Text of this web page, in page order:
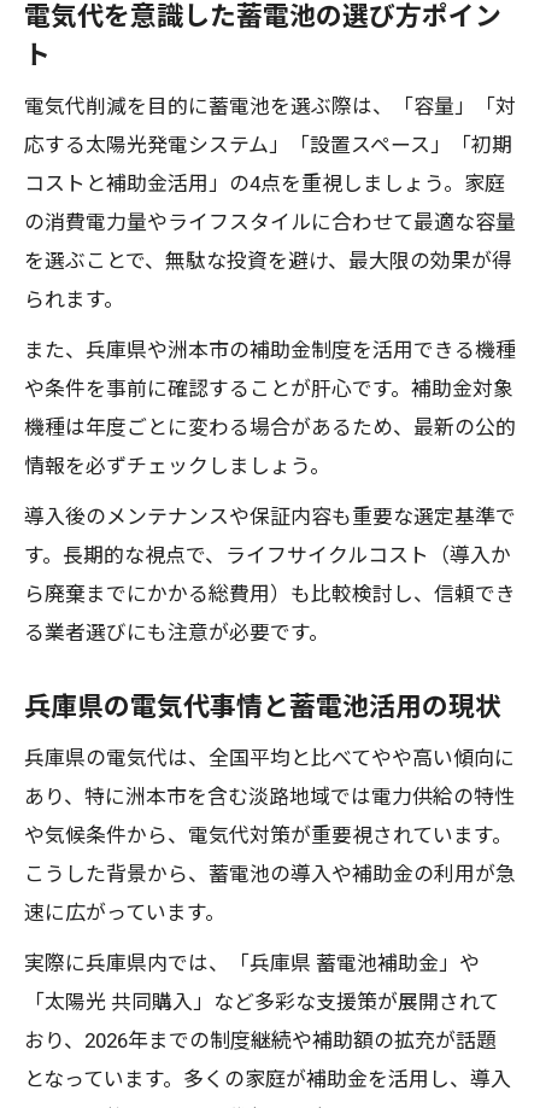
電気代を意識した蓄電池の選び方ポイン
ト
電気代削減を目的に蓄電池を選ぶ際は、「容量」「対
応する太陽光発電システム」「設置スペース」「初期
コストと補助金活用」の4点を重視しましょう。家庭
の消費電力量やライフスタイルに合わせて最適な容量
を選ぶことで、無駄な投資を避け、最大限の効果が得
られます。
また、兵庫県や洲本市の補助金制度を活用できる機種
や条件を事前に確認することが肝心です。補助金対象
機種は年度ごとに変わる場合があるため、最新の公的
情報を必ずチェックしましょう。
導入後のメンテナンスや保証内容も重要な選定基準で
す。長期的な視点で、ライフサイクルコスト（導入か
ら廃棄までにかかる総費用）も比較検討し、信頼でき
る業者選びにも注意が必要です。
兵庫県の電気代事情と蓄電池活用の現状
兵庫県の電気代は、全国平均と比べてやや高い傾向に
あり、特に洲本市を含む淡路地域では電力供給の特性
や気候条件から、電気代対策が重要視されています。
こうした背景から、蓄電池の導入や補助金の利用が急
速に広がっています。
実際に兵庫県内では、「兵庫県 蓄電池補助金」や
「太陽光 共同購入」など多彩な支援策が展開されて
おり、2026年までの制度継続や補助額の拡充が話題
となっています。多くの家庭が補助金を活用し、導入